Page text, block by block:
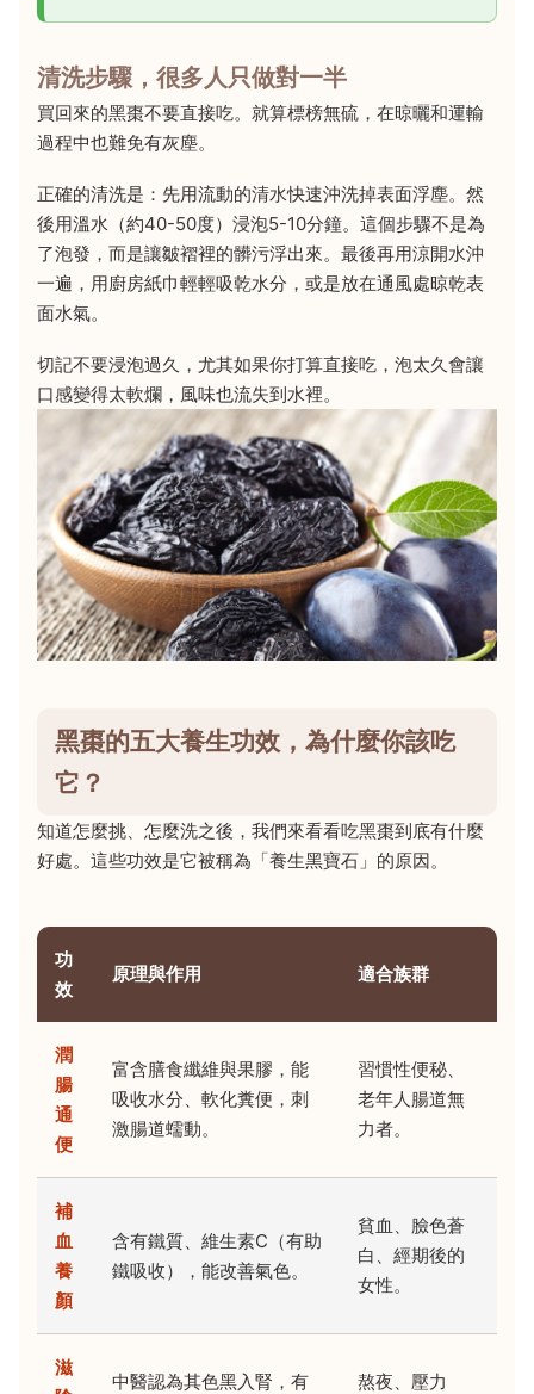
清洗步驟，很多人只做對一半
買回來的黑棗不要直接吃。就算標榜無硫，在晾曬和運輸
過程中也難免有灰塵。
正確的清洗是：先用流動的清水快速沖洗掉表面浮塵。然
後用溫水（約40-50度）浸泡5-10分鐘。這個步驟不是為
了泡發，而是讓皺褶裡的髒污浮出來。最後再用涼開水沖
一遍，用廚房紙巾輕輕吸乾水分，或是放在通風處晾乾表
面水氣。
切記不要浸泡過久，尤其如果你打算直接吃，泡太久會讓
口感變得太軟爛，風味也流失到水裡。
黑棗的五大養生功效，為什麼你該吃
它？
知道怎麼挑、怎麼洗之後，我們來看看吃黑棗到底有什麼
好處。這些功效是它被稱為「養生黑寶石」的原因。
功
效
原理與作用 適合族群
潤
腸
通
便
富含膳食纖維與果膠，能
吸收水分、軟化糞便，刺
激腸道蠕動。
習慣性便秘、
老年人腸道無
力者。
補
血
養
顏
含有鐵質、維生素C（有助
鐵吸收），能改善氣色。
貧血、臉色蒼
白、經期後的
女性。
滋
中醫認為其色黑入腎，有 熬夜、壓力